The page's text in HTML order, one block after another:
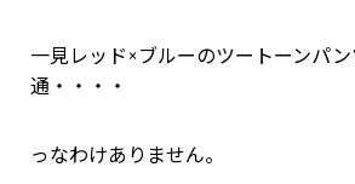
一見レッド×ブルーのツートーンパ
通・・・・
っなわけありません。